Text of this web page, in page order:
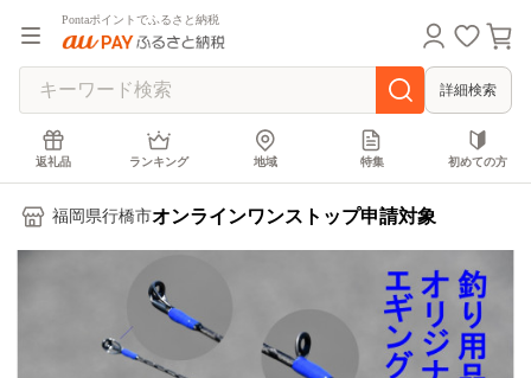
Pontaポイントでふるさと納税
詳細検索
返礼品 ランキング 地域 特集 初めての方
福岡県行橋市オンラインワンストップ申請対象